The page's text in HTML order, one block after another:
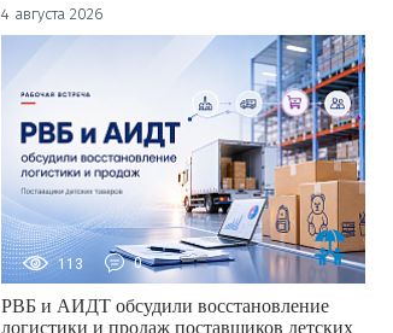
4 августа 2026
113 0
РВБ и АИДТ обсудили восстановление
логистики и продаж поставщиков детских